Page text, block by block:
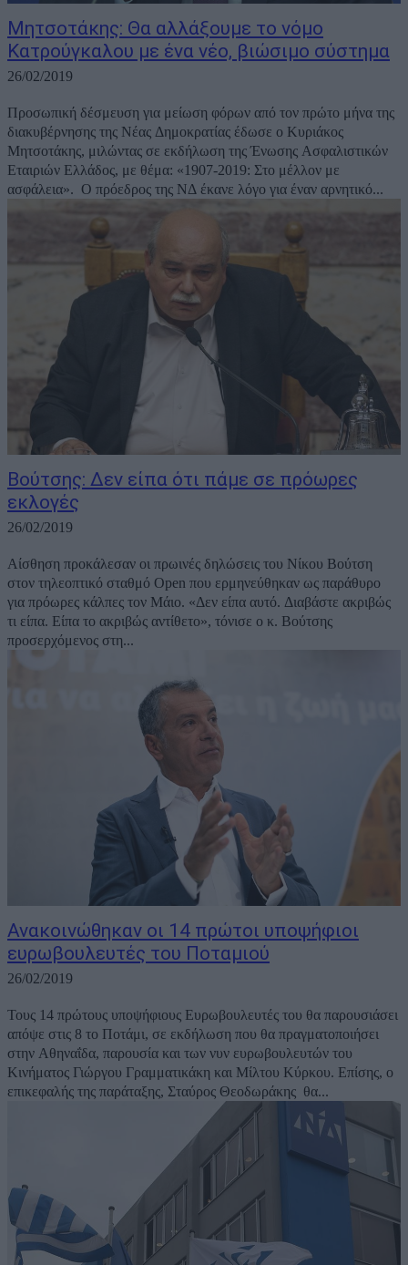
Μητσοτάκης: Θα αλλάξουμε το νόμο
Κατρούγκαλου με ένα νέο, βιώσιμο σύστημα
26/02/2019
Προσωπική δέσμευση για μείωση φόρων από τον πρώτο μήνα της
διακυβέρνησης της Νέας Δημοκρατίας έδωσε ο Κυριάκος
Μητσοτάκης, μιλώντας σε εκδήλωση της Ένωσης Ασφαλιστικών
Εταιριών Ελλάδος, με θέμα: «1907-2019: Στο μέλλον με
ασφάλεια». Ο πρόεδρος της ΝΔ έκανε λόγο για έναν αρνητικό...
Βούτσης: Δεν είπα ότι πάμε σε πρόωρες
εκλογές
26/02/2019
Αίσθηση προκάλεσαν οι πρωινές δηλώσεις του Νίκου Βούτση
στον τηλεοπτικό σταθμό Open που ερμηνεύθηκαν ως παράθυρο
για πρόωρες κάλπες τον Μάιο. «Δεν είπα αυτό. Διαβάστε ακριβώς
τι είπα. Είπα το ακριβώς αντίθετο», τόνισε ο κ. Βούτσης
προσερχόμενος στη...
Ανακοινώθηκαν οι 14 πρώτοι υποψήφιοι
ευρωβουλευτές του Ποταμιού
26/02/2019
Τους 14 πρώτους υποψήφιους Ευρωβουλευτές του θα παρουσιάσει
απόψε στις 8 το Ποτάμι, σε εκδήλωση που θα πραγματοποιήσει
στην Αθηναΐδα, παρουσία και των νυν ευρωβουλευτών του
Κινήματος Γιώργου Γραμματικάκη και Μίλτου Κύρκου. Επίσης, ο
επικεφαλής της παράταξης, Σταύρος Θεοδωράκης θα...